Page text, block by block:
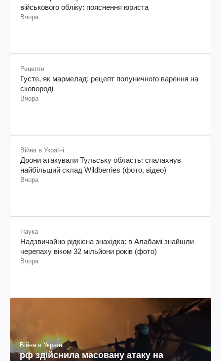
військового обліку: пояснення юриста
Вчора
Рецепти
Густе, як мармелад: рецепт полуничного варення на
сковороді
Вчора
Війна в Україні
Дрони атакували Тульську область: спалахнув
найбільший склад Wildberries (фото, відео)
Вчора
Наука
Надзвичайно рідкісна знахідка: в Алабамі знайшли
черепаху віком 32 мільйони років (фото)
Вчора
Війна в Україні
рф здійснила масовану атаку на